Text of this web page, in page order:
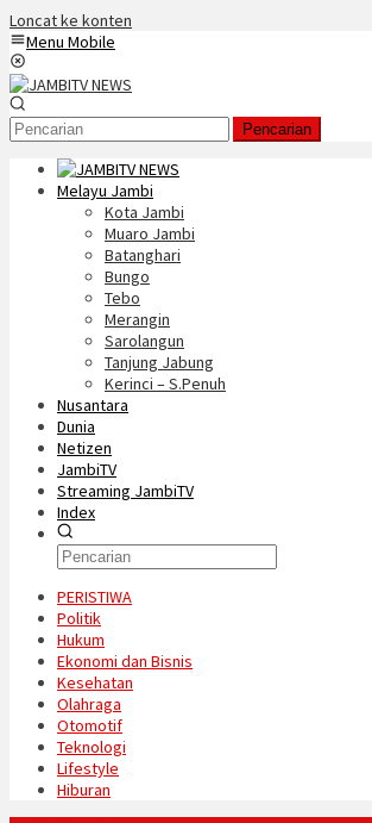
Loncat ke konten
Menu Mobile
Pencarian
Melayu Jambi
Kota Jambi
Muaro Jambi
Batanghari
Bungo
Tebo
Merangin
Sarolangun
Tanjung Jabung
Kerinci – S.Penuh
Nusantara
Dunia
Netizen
JambiTV
Streaming JambiTV
Index
PERISTIWA
Politik
Hukum
Ekonomi dan Bisnis
Kesehatan
Olahraga
Otomotif
Teknologi
Lifestyle
Hiburan